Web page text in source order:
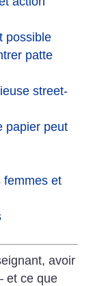
possible
patte
street-
papier peut
femmes et
avoir
et ce que